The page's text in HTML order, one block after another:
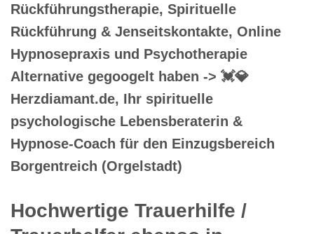
Rückführungstherapie, Spirituelle
Rückführung & Jenseitskontakte, Online
Hypnosepraxis und Psychotherapie
Alternative gegoogelt haben -> 💓️💎
Herzdiamant.de, Ihr spirituelle
psychologische Lebensberaterin &
Hypnose-Coach für den Einzugsbereich
Borgentreich (Orgelstadt)
Hochwertige Trauerhilfe /